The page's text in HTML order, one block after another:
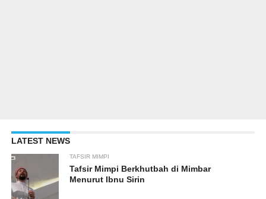
LATEST NEWS
TAFSIR MIMPI
Tafsir Mimpi Berkhutbah di Mimbar
Menurut Ibnu Sirin